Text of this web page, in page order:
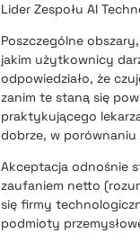
Lider Zespołu AI
Poszczególne
jakim użytkownicy
odpowiedziało, że
zanim te staną się
praktykującego
dobrze, w
Akceptacja odnośnie
zaufaniem netto
się firmy
podmioty